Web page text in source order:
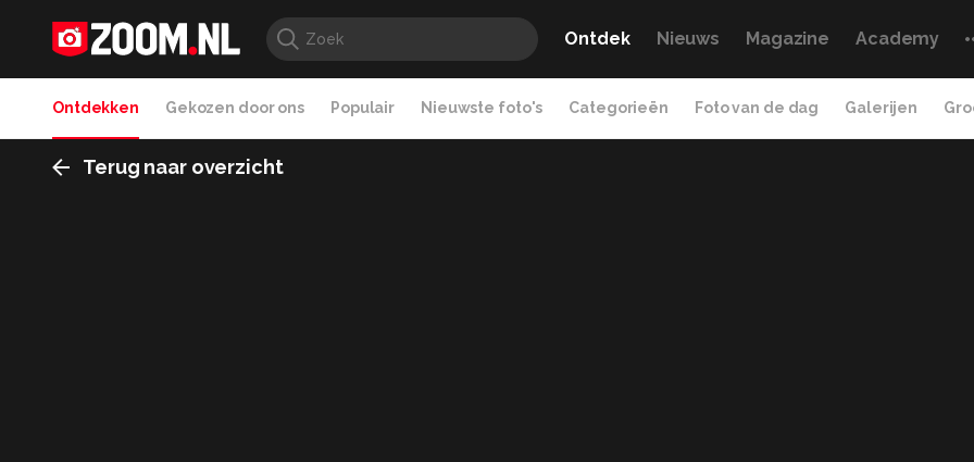
Ontdek Nieuws Magazine Academy
Ontdekken Gekozen door ons Populair Nieuwste foto's Categorieën Foto van de dag Galerijen
Terug naar overzicht